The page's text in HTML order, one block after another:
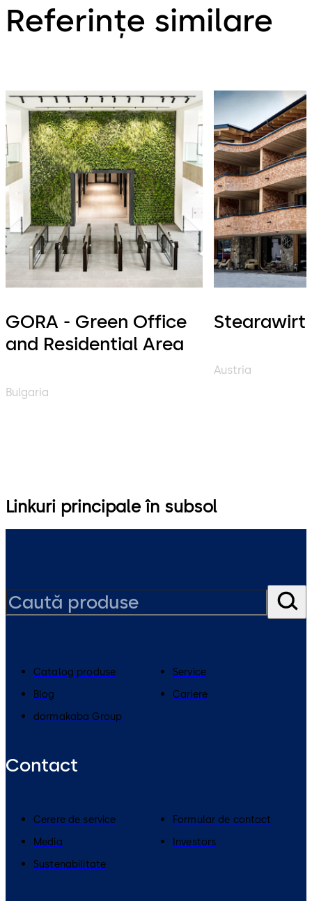
Referințe similare
GORA - Green Office
and Residential Area
Bulgaria
Austria
Linkuri principale în subsol
Catalog produse
Service
Blog
Cariere
dormakaba Group
Contact
Cerere de service
Formular de contact
Media
Investors
Sustenabilitate